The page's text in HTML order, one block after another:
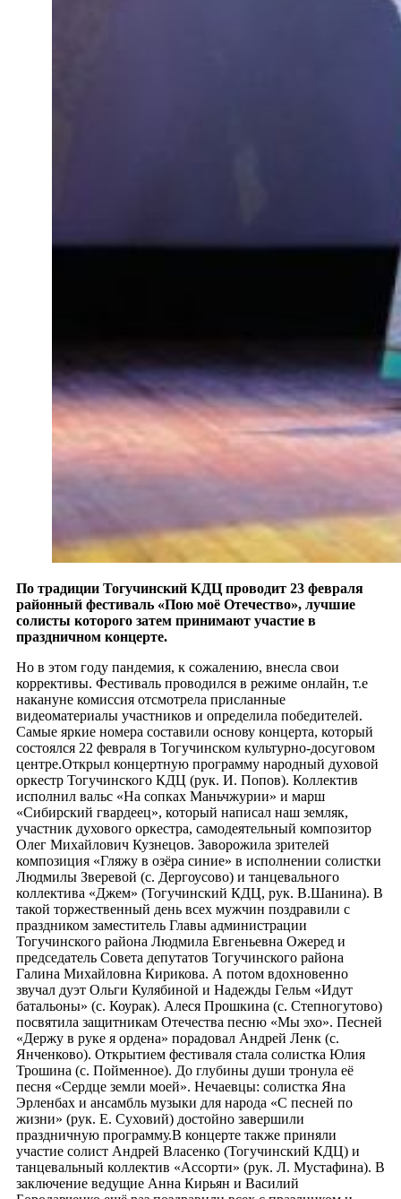
По традиции Тогучинский КДЦ проводит 23 февраля
районный фестиваль «Пою моё Отечество», лучшие
солисты которого затем принимают участие в
праздничном концерте.
Но в этом году пандемия, к сожалению, внесла свои
коррективы. Фестиваль проводился в режиме онлайн, т.е
накануне комиссия отсмотрела присланные
видеоматериалы участников и определила победителей.
Самые яркие номера составили основу концерта, который
состоялся 22 февраля в Тогучинском культурно-досуговом
центре.Открыл концертную программу народный духовой
оркестр Тогучинского КДЦ (рук. И. Попов). Коллектив
исполнил вальс «На сопках Маньчжурии» и марш
«Сибирский гвардеец», который написал наш земляк,
участник духового оркестра, самодеятельный композитор
Олег Михайлович Кузнецов. Заворожила зрителей
композиция «Гляжу в озёра синие» в исполнении солистки
Людмилы Зверевой (с. Дергоусово) и танцевального
коллектива «Джем» (Тогучинский КДЦ, рук. В.Шанина). В
такой торжественный день всех мужчин поздравили с
праздником заместитель Главы администрации
Тогучинского района Людмила Евгеньевна Ожеред и
председатель Совета депутатов Тогучинского района
Галина Михайловна Кирикова. А потом вдохновенно
звучал дуэт Ольги Кулябиной и Надежды Гельм «Идут
батальоны» (с. Коурак). Алеся Прошкина (с. Степногутово)
посвятила защитникам Отечества песню «Мы эхо». Песней
«Держу в руке я ордена» порадовал Андрей Ленк (с.
Янченково). Открытием фестиваля стала солистка Юлия
Трошина (с. Пойменное). До глубины души тронула её
песня «Сердце земли моей». Нечаевцы: солистка Яна
Эрленбах и ансамбль музыки для народа «С песней по
жизни» (рук. Е. Суховий) достойно завершили
праздничную программу.В концерте также приняли
участие солист Андрей Власенко (Тогучинский КДЦ) и
танцевальный коллектив «Ассорти» (рук. Л. Мустафина). В
заключение ведущие Анна Кирьян и Василий